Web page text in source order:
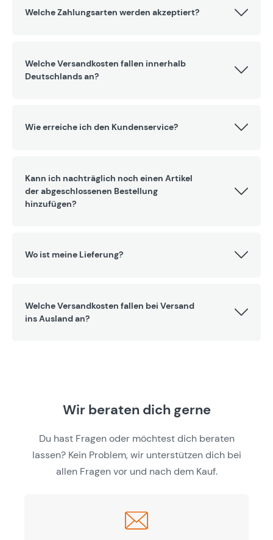
Welche Zahlungsarten werden akzeptiert?
Welche Versandkosten fallen innerhalb
Deutschlands an?
Wie erreiche ich den Kundenservice?
Kann ich nachträglich noch einen Artikel
der abgeschlossenen Bestellung
hinzufügen?
Wo ist meine Lieferung?
Welche Versandkosten fallen bei Versand
ins Ausland an?
Wir beraten dich gerne
Du hast Fragen oder möchtest dich beraten
lassen? Kein Problem, wir unterstützen dich bei
allen Fragen vor und nach dem Kauf.